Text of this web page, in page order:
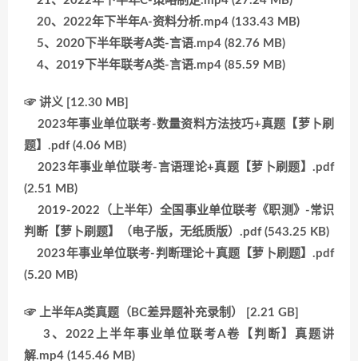
20、2022年下半年A-资料分析.mp4 (133.43 MB)
5、2020下半年联考A类-言语.mp4 (82.76 MB)
4、2019下半年联考A类-言语.mp4 (85.59 MB)
☞ 讲义 [12.30 MB]
2023年事业单位联考-数量资料方法技巧+真题【萝卜刷
题】.pdf (4.06 MB)
2023年事业单位联考-言语理论+真题【萝卜刷题】.pdf
(2.51 MB)
2019-2022（上半年）全国事业单位联考《职测》-常识
判断【萝卜刷题】（电子版，无纸质版）.pdf (543.25 KB)
2023年事业单位联考-判断理论＋真题【萝卜刷题】.pdf
(5.20 MB)
☞ 上半年A类真题（BC差异题补充录制） [2.21 GB]
3、2022上半年事业单位联考A卷【判断】真题讲
解.mp4 (145.46 MB)